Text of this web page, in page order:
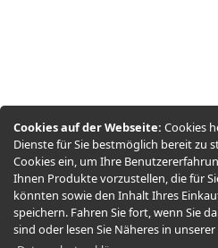
Cookies auf der Webseite:Cookies
Dienste für Sie bestmöglich bereit zu
Cookies ein, um Ihre
Ihnen Produkte vorzustellen, die für
könnten sowie den Inhalt Ihres
speichern. Fahren Sie fort, wenn Sie
sind oder lesen Sie Näheres in unserer